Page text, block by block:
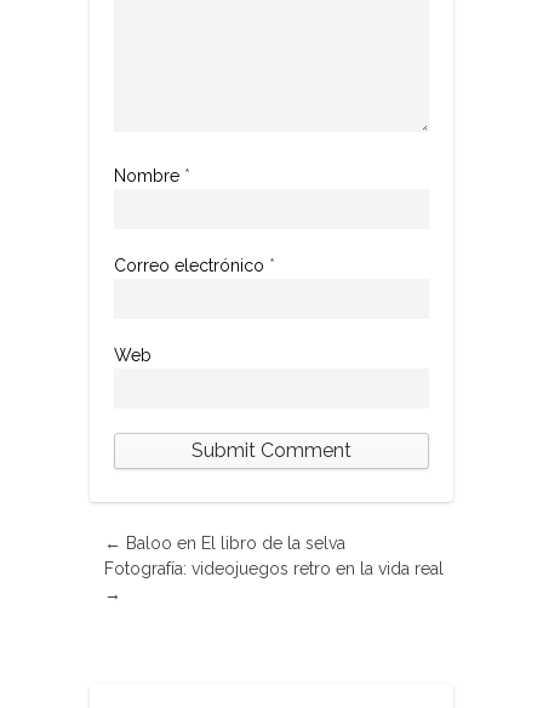
Nombre *
Correo electrónico *
Web
← Baloo en El libro de la selva
Fotografía: videojuegos retro en la vida real
→